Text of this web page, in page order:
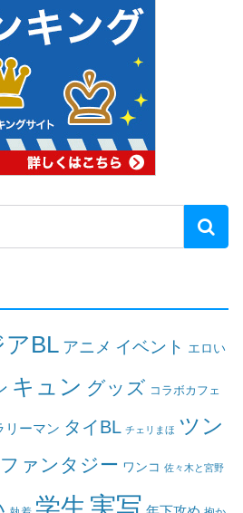
アBL アニメ イベント エロい
キュン グッズ コラボカフェ
リーマン タイBL チェリまほ ツン
ファンタジー ワンコ 佐々木と宮野
実写